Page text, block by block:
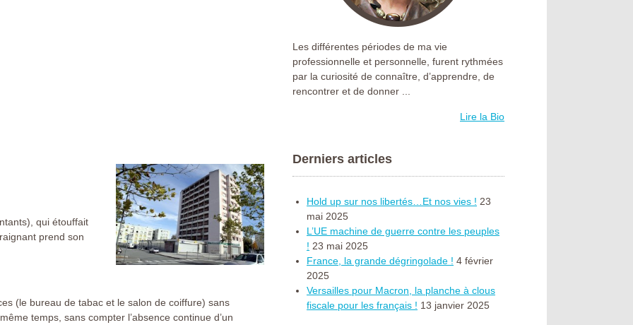
qui étouffait
prend son
(le bureau de tabac et le salon de coiffure) sans
temps, sans compter l’absence continue d’un
Les différentes périodes de ma vie
professionnelle et personnelle, furent rythmées
par la curiosité de connaître, d’apprendre, de
rencontrer et de donner ...
Lire la Bio
Derniers articles
Hold up sur nos libertés…Et nos vies ! 23
mai 2025
L’UE machine de guerre contre les peuples
! 23 mai 2025
France, la grande dégringolade ! 4 février
2025
Versailles pour Macron, la planche à clous
fiscale pour les français ! 13 janvier 2025